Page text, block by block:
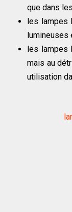
que dans
les lampes
lumineuses
les lampes
mais au
utilisation